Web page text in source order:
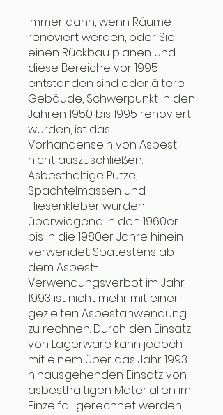
Immer dann, wenn Räume
renoviert werden, oder Sie
einen Rückbau planen und
diese Bereiche vor 1995
entstanden sind oder ältere
Gebäude, Schwerpunkt in den
Jahren 1950 bis 1995 renoviert
wurden, ist das
Vorhandensein von Asbest
nicht auszuschließen.
Asbesthaltige Putze,
Spachtelmassen und
Fliesenkleber wurden
überwiegend in den 1960er
bis in die 1980er Jahre hinein
verwendet. Spätestens ab
dem Asbest-
Verwendungsverbot im Jahr
1993 ist nicht mehr mit einer
gezielten Asbestanwendung
zu rechnen. Durch den Einsatz
von Lagerware kann jedoch
mit einem über das Jahr 1993
hinausgehenden Einsatz von
asbesthaltigen Materialien im
Einzelfall gerechnet werden,